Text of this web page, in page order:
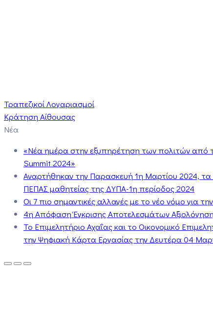
Τραπεζικοί Λογαριασμοί
Κράτηση Αίθουσας
Νέα
«Νέα ημέρα στην εξυπηρέτηση των πολιτών από
Summit 2024»
Αναρτήθηκαν την Παρασκευή 1η Μαρτίου 2024,
ΠΕΠΑΣ μαθητείας της ΔΥΠΑ-1η περίοδος 2024
Οι 7 πιο σημαντικές αλλαγές με το νέο νόμο για
4η Απόφαση Έγκρισης Αποτελεσμάτων
Το Επιμελητήριο Αχαΐας και το Οικονομικό
την Ψηφιακή Κάρτα Εργασίας την Δευτέρα 04